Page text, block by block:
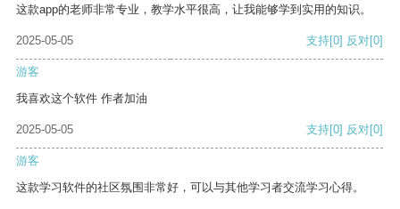
这款app的老师非常专业，教学水平很高，让我能够学到实用的知识。
2025-05-05 支持[0] 反对[0]
游客
我喜欢这个软件 作者加油
2025-05-05 支持[0] 反对[0]
游客
这款学习软件的社区氛围非常好，可以与其他学习者交流学习心得。